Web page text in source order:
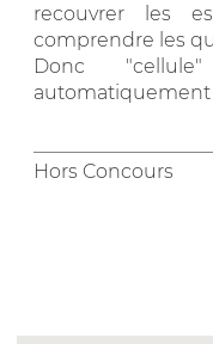
recouvrer les
comprendre les
Donc
automatiquement
Hors Concours